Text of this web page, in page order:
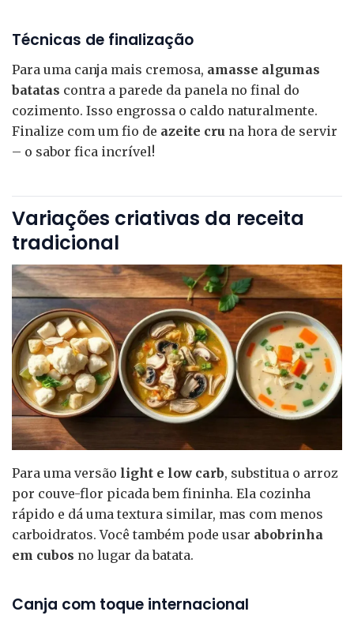
Técnicas de finalização
Para uma canja mais cremosa, amasse algumas
batatas contra a parede da panela no final do
cozimento. Isso engrossa o caldo naturalmente.
Finalize com um fio de azeite cru na hora de servir
– o sabor fica incrível!
Variações criativas da receita
tradicional
Para uma versão light e low carb, substitua o arroz
por couve-flor picada bem fininha. Ela cozinha
rápido e dá uma textura similar, mas com menos
carboidratos. Você também pode usar abobrinha
em cubos no lugar da batata.
Canja com toque internacional